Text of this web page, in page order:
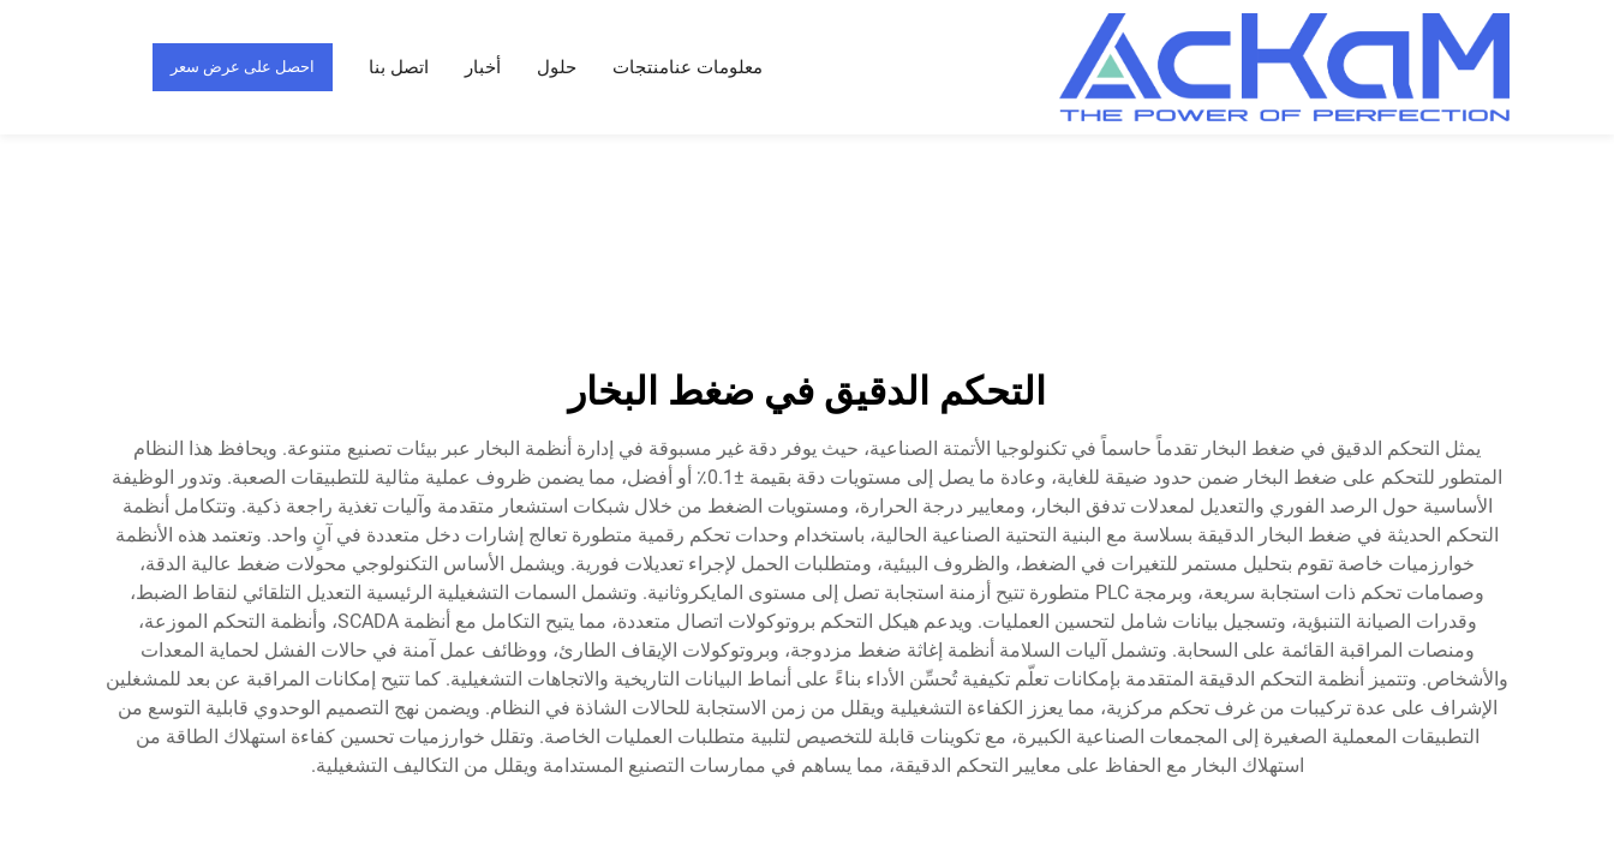
معلومات عنامنتجات حلول أخبار اتصل بنا احصل على عرض سعر
التحكم الدقيق في ضغط البخار
يمثل التحكم الدقيق في ضغط البخار تقدماً حاسماً في تكنولوجيا الأتمتة الصناعية، حيث يوفر دقة غير مسبوقة في إدارة أنظمة البخار عبر بيئات تصنيع متنوعة. ويحافظ هذا النظام
المتطور للتحكم على ضغط البخار ضمن حدود ضيقة للغاية، وعادة ما يصل إلى مستويات دقة بقيمة ±0.1٪ أو أفضل، مما يضمن ظروف عملية مثالية للتطبيقات الصعبة. وتدور الوظيفة
الأساسية حول الرصد الفوري والتعديل لمعدلات تدفق البخار، ومعايير درجة الحرارة، ومستويات الضغط من خلال شبكات استشعار متقدمة وآليات تغذية راجعة ذكية. وتتكامل أنظمة
التحكم الحديثة في ضغط البخار الدقيقة بسلاسة مع البنية التحتية الصناعية الحالية، باستخدام وحدات تحكم رقمية متطورة تعالج إشارات دخل متعددة في آنٍ واحد. وتعتمد هذه الأنظمة
خوارزميات خاصة تقوم بتحليل مستمر للتغيرات في الضغط، والظروف البيئية، ومتطلبات الحمل لإجراء تعديلات فورية. ويشمل الأساس التكنولوجي محولات ضغط عالية الدقة،
وصمامات تحكم ذات استجابة سريعة، وبرمجة PLC متطورة تتيح أزمنة استجابة تصل إلى مستوى المايكروثانية. وتشمل السمات التشغيلية الرئيسية التعديل التلقائي لنقاط الضبط،
وقدرات الصيانة التنبؤية، وتسجيل بيانات شامل لتحسين العمليات. ويدعم هيكل التحكم بروتوكولات اتصال متعددة، مما يتيح التكامل مع أنظمة SCADA، وأنظمة التحكم الموزعة،
ومنصات المراقبة القائمة على السحابة. وتشمل آليات السلامة أنظمة إغاثة ضغط مزدوجة، وبروتوكولات الإيقاف الطارئ، ووظائف عمل آمنة في حالات الفشل لحماية المعدات
والأشخاص. وتتميز أنظمة التحكم الدقيقة المتقدمة بإمكانات تعلّم تكيفية تُحسِّن الأداء بناءً على أنماط البيانات التاريخية والاتجاهات التشغيلية. كما تتيح إمكانات المراقبة عن بعد للمشغلين
الإشراف على عدة تركيبات من غرف تحكم مركزية، مما يعزز الكفاءة التشغيلية ويقلل من زمن الاستجابة للحالات الشاذة في النظام. ويضمن نهج التصميم الوحدوي قابلية التوسع من
التطبيقات المعملية الصغيرة إلى المجمعات الصناعية الكبيرة، مع تكوينات قابلة للتخصيص لتلبية متطلبات العمليات الخاصة. وتقلل خوارزميات تحسين كفاءة استهلاك الطاقة من
استهلاك البخار مع الحفاظ على معايير التحكم الدقيقة، مما يساهم في ممارسات التصنيع المستدامة ويقلل من التكاليف التشغيلية.